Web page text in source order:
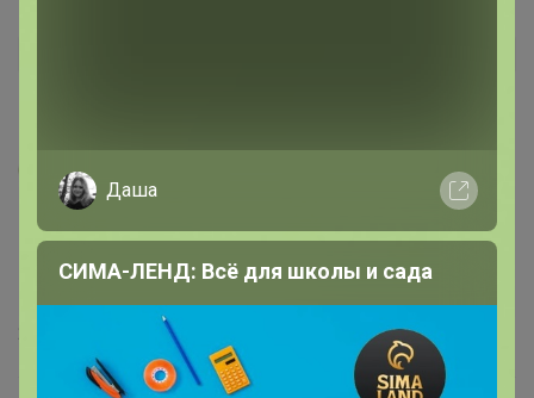
21 августа, 2025 13:35
Даша
СИМА-ЛЕНД: Всё для школы и сада